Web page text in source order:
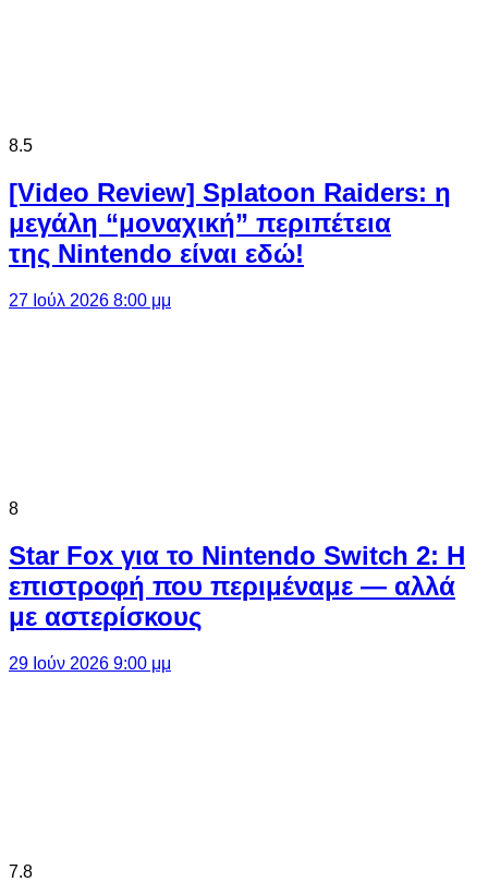
8.5
[Video Review] Splatoon Raiders: η
μεγάλη “μοναχική” περιπέτεια
της Nintendo είναι εδώ!
27 Ιούλ 2026 8:00 μμ
8
Star Fox για το Nintendo Switch 2: Η
επιστροφή που περιμέναμε — αλλά
με αστερίσκους
29 Ιούν 2026 9:00 μμ
7.8